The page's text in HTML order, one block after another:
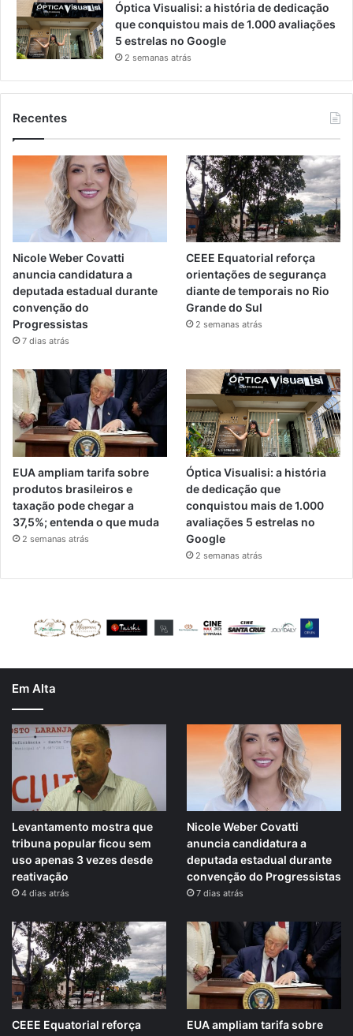
Óptica Visualisi: a história de dedicação
que conquistou mais de 1.000 avaliações
5 estrelas no Google
2 semanas atrás
Recentes
Nicole Weber Covatti
anuncia candidatura a
deputada estadual durante
convenção do
Progressistas
7 dias atrás
CEEE Equatorial reforça
orientações de segurança
diante de temporais no Rio
Grande do Sul
2 semanas atrás
EUA ampliam tarifa sobre
produtos brasileiros e
taxação pode chegar a
37,5%; entenda o que muda
2 semanas atrás
Óptica Visualisi: a história
de dedicação que
conquistou mais de 1.000
avaliações 5 estrelas no
Google
2 semanas atrás
Em Alta
Levantamento mostra que
tribuna popular ficou sem
uso apenas 3 vezes desde
reativação
4 dias atrás
Nicole Weber Covatti
anuncia candidatura a
deputada estadual durante
convenção do Progressistas
7 dias atrás
CEEE Equatorial reforça
EUA ampliam tarifa sobre